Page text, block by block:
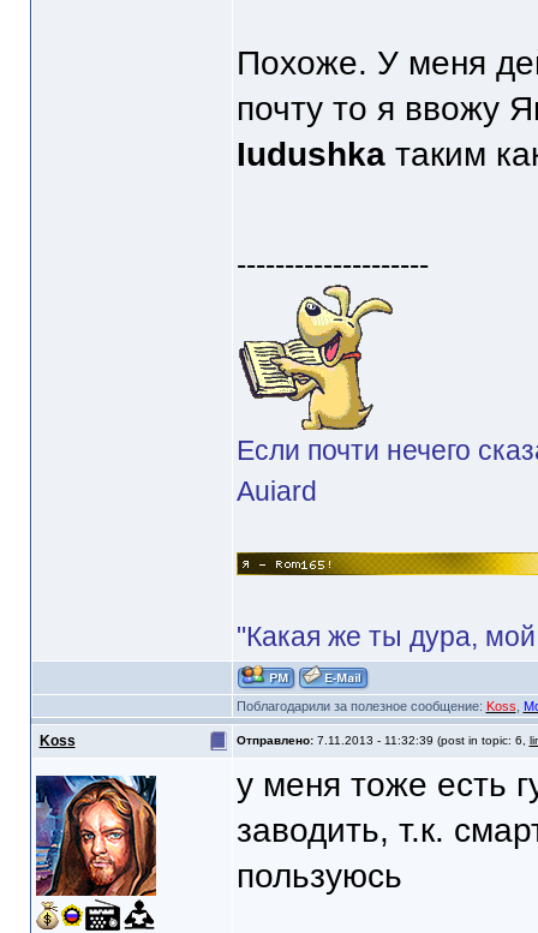
Похоже. У меня
почту то я ввожу
Iudushkaтаким
--------------------
Если почти нечего
Auiard
"Какая же ты дура,
Поблагодарили за полезное сообщение: Koss
Koss Отправлено: 7.11.2013 - 11:32:39 (post in topic: 6,
у меня тоже есть
заводить, т.к.
пользуюсь